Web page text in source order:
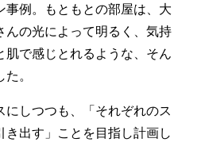
事例。もともとの部屋は、大
んの光によって明るく、気持
肌で感じとれるような、そん
。
にしつつも、「それぞれのス
き出す」ことを目指し計画し